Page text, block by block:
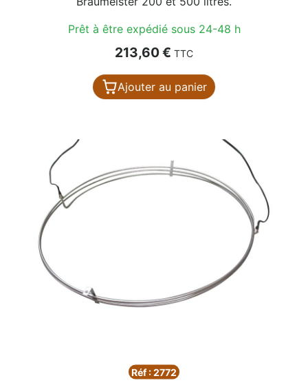
Prêt à être expédié sous 24-48 h
Prix
213,60 € TTC
Ajouter au panier
Réf : 2772